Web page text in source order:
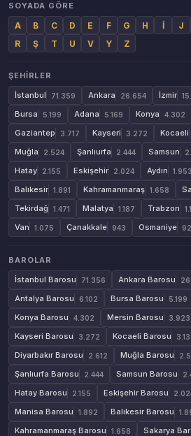
SOYADA GÖRE
A B C D E F G H İ J
R
Ş T U V Y Z
ŞEHIRLER
İstanbul
71.359 Ankara 26.654 İzmir
Bursa 5.199 Adana 5.169 Konya 4.302
Gaziantep 3.717 Kayseri 3.272 Kocaeli
Muğla 2.524 Şanlıurfa 2.444 Samsun
Hatay 2.155 Eskişehir 2.024 Aydın 1.953
Balıkesir 1.891 Kahramanmaraş 1.658
Tekirdağ 1.471 Malatya 1.187 Trabzon
Van 1.075 Çanakkale 943 Osmaniye
BAROLAR
İstanbul Barosu
71.356 Ankara Barosu
Antalya Barosu 6.102 Bursa Barosu 5.199
Konya Barosu 4.302 Mersin Barosu 3.923
Kayseri Barosu 3.272 Kocaeli Barosu
Diyarbakır Barosu 2.612 Muğla Barosu
Şanlıurfa Barosu 2.444 Samsun Barosu
Hatay Barosu 2.155 Eskişehir Barosu
Manisa Barosu 1.892 Balıkesir Barosu
Kahramanmaraş Barosu 1.658 Sakarya